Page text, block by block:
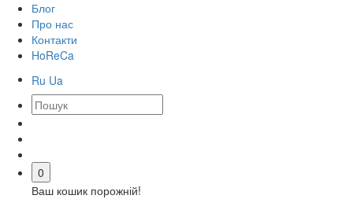
Блог
Про нас
Контакти
HoReCa
Ru Ua
0
Ваш кошик порожній!